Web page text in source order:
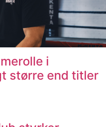
i
større end titler